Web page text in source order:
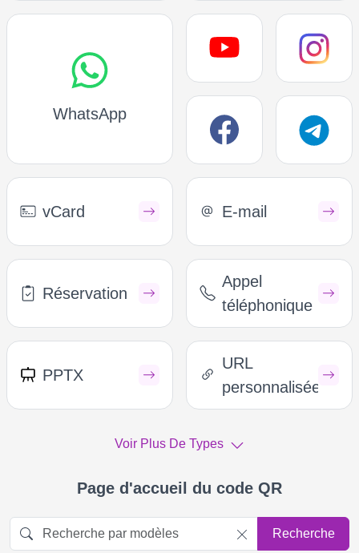
WhatsApp
vCard E-mail
Réservation
Appel
téléphonique
PPTX
URL
personnalisée
Voir Plus De Types
Page d'accueil du code QR
Recherche